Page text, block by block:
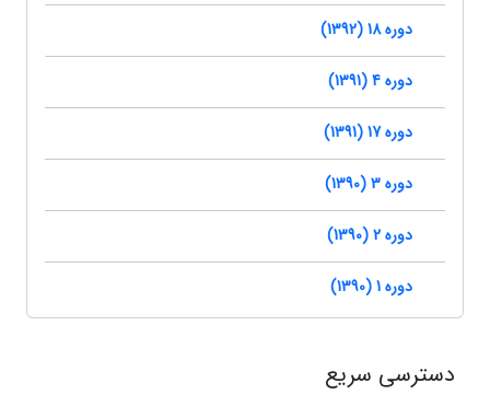
دوره 18 (1392)
دوره 4 (1391)
دوره 17 (1391)
دوره 3 (1390)
دوره 2 (1390)
دوره 1 (1390)
دسترسی سریع